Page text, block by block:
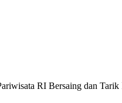
RI Bersaing dan Tarik